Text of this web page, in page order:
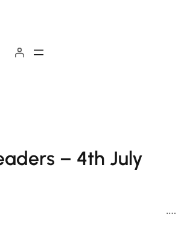
– 4th July
….